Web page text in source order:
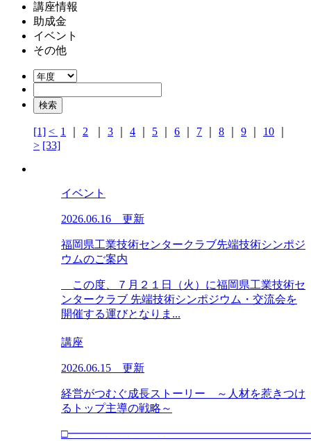
講座情報
助成金
イベント
その他
[1] < 1 2 3 4 5 6 7 8 9 10
> [33]
イベント
2026.06.16 更新
福岡県工業技術センタークラブ先端技術シンポジ
ウムのご案内
この度、７月２１日（火）に福岡県工業技術セ
ンタークラブ 先端技術シンポジウム・交流会を
開催する運びとなりま...
講座
2026.06.15 更新
経営がつむぐ成長ストーリー ～人材を惹きつけ
るトップ主導の戦略～